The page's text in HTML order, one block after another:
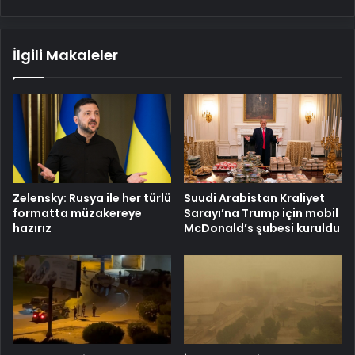
İlgili Makaleler
Zelensky: Rusya ile her türlü
formatta müzakereye
hazırız
Suudi Arabistan Kraliyet
Sarayı’na Trump için mobil
McDonald’s şubesi kuruldu